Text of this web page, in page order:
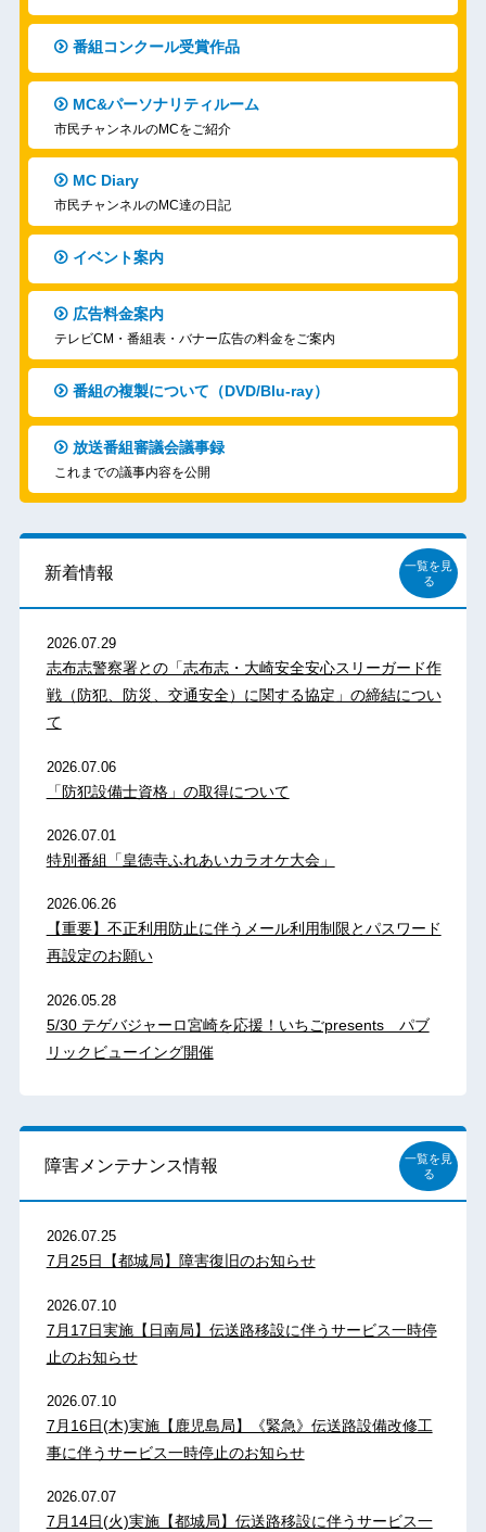
番組コンクール受賞作品
MC&パーソナリティルーム
市民チャンネルのMCをご紹介
MC Diary
市民チャンネルのMC達の日記
イベント案内
広告料金案内
テレビCM・番組表・バナー広告の料金をご案内
番組の複製について（DVD/Blu-ray）
放送番組審議会議事録
これまでの議事内容を公開
新着情報
一覧を見
る
2026.07.29
志布志警察署との「志布志・大崎安全安心スリーガード作
戦（防犯、防災、交通安全）に関する協定」の締結につい
て
2026.07.06
「防犯設備士資格」の取得について
2026.07.01
特別番組「皇徳寺ふれあいカラオケ大会」
2026.06.26
【重要】不正利用防止に伴うメール利用制限とパスワード
再設定のお願い
2026.05.28
5/30 テゲバジャーロ宮崎を応援！いちごpresents パブ
リックビューイング開催
障害メンテナンス情報
一覧を見
る
2026.07.25
7月25日【都城局】障害復旧のお知らせ
2026.07.10
7月17日実施【日南局】伝送路移設に伴うサービス一時停
止のお知らせ
2026.07.10
7月16日(木)実施【鹿児島局】《緊急》伝送路設備改修工
事に伴うサービス一時停止のお知らせ
2026.07.07
7月14日(火)実施【都城局】伝送路移設に伴うサービス一